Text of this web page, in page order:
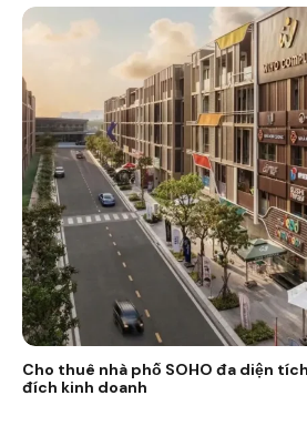
Cho thuê nhà phố SOHO đa diện
đích kinh doanh